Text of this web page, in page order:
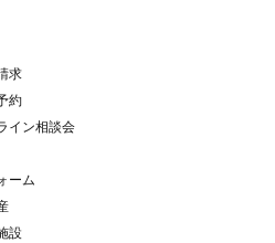
求
約
イン相談会
ーム
設